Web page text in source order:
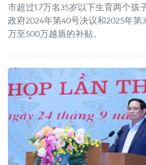
市超过1.7万名35岁以下生育两个孩
政府2024年第40号决议和2025年第
万至500万越盾的补贴。